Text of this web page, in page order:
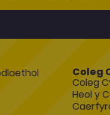
Coleg
Coleg
Heol y